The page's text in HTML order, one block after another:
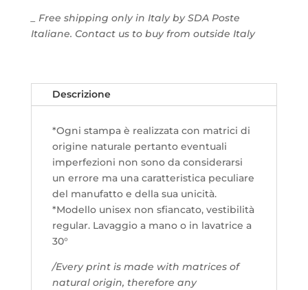
_ Free shipping only in Italy by SDA Poste
Italiane. Contact us to buy from outside Italy
Descrizione
*Ogni stampa è realizzata con matrici di
origine naturale pertanto eventuali
imperfezioni non sono da considerarsi
un errore ma una caratteristica peculiare
del manufatto e della sua unicità.
*Modello unisex non sfiancato, vestibilità
regular. Lavaggio a mano o in lavatrice a
30°
/Every print is made with matrices of
natural origin, therefore any